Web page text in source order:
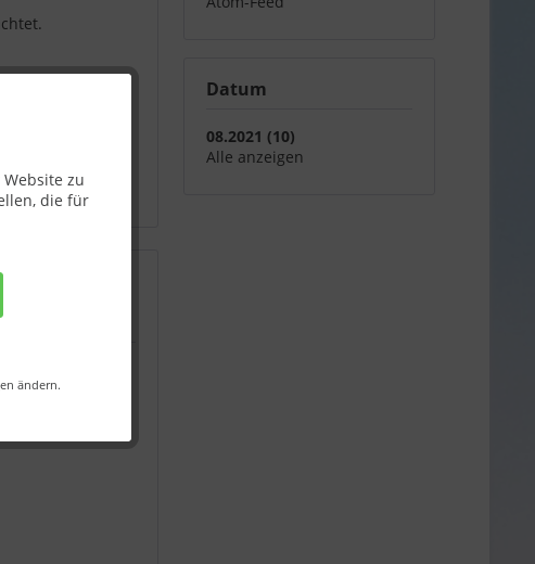
zu
die für
ändern.
Datum
08.2021 (10)
Alle anzeigen
Witterung und